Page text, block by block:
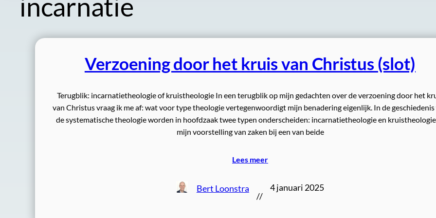
Verzoening door het kruis van Christus (slot)
Terugblik: incarnatietheologie of kruistheologie In een terugblik op mijn gedachten over de verzoening door het
van Christus vraag ik me af: wat voor type theologie vertegenwoordigt mijn benadering eigenlijk. In de geschiedenis
de systematische theologie worden in hoofdzaak twee typen onderscheiden: incarnatietheologie en
mijn voorstelling van zaken bij een van beide
Lees meer
Bert Loonstra
//
4 januari 2025